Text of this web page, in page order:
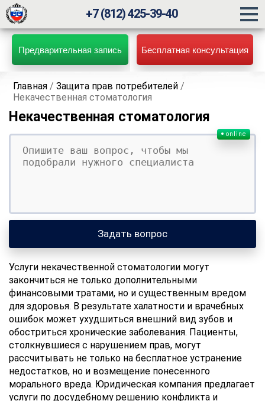
Предварительная запись Бесплатная консультация
+7 (812) 425-39-40
Главная /Защита прав потребителей /
Некачественная стоматология
Некачественная стоматология
Ваш вопрос
Ваше имя
Ваши контакты
online
Задать вопрос
Услуги некачественной стоматологии могут
закончиться не только дополнительными
финансовыми тратами, но и существенным вредом
для здоровья. В результате халатности и врачебных
ошибок может ухудшиться внешний вид зубов и
обостриться хронические заболевания. Пациенты,
столкнувшиеся с нарушением прав, могут
рассчитывать не только на бесплатное устранение
недостатков, но и возмещение понесенного
морального вреда. Юридическая компания предлагает
услуги по досудебному решению конфликта и